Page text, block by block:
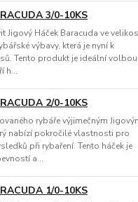
3/0-10KS
Jigový Háček Baracuda ve
výbavy, která je nyní k
Tento produkt je ideální volbou
h...
2/0-10KS
rybáře výjimečným
nabízí pokročilé vlastnosti pro
při rybaření. Tento háček je
a...
1/0-10KS